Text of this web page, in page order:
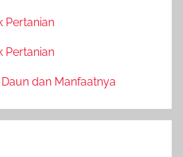
Pertanian
Pertanian
dan Manfaatnya